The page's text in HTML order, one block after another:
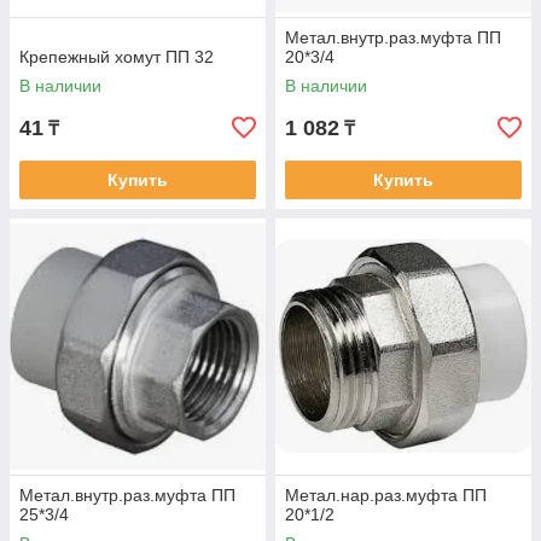
Крепежный хомут ПП 32
В наличии
41 ₸
Купить
Метал.внутр.раз.муфта ПП
20*3/4
В наличии
1 082 ₸
Купить
Метал.внутр.раз.муфта ПП
25*3/4
Метал.нар.раз.муфта ПП
20*1/2